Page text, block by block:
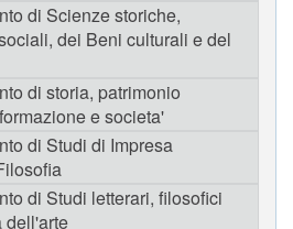
di Scienze storiche,
dei Beni culturali e del
di storia, patrimonio
e societa'
di Studi di Impresa
di Studi letterari, filosofici
dell'arte